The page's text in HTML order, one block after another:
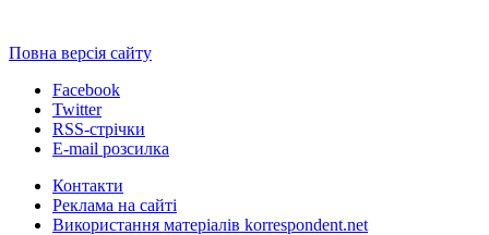
Повна версія сайту
Facebook
Twitter
RSS-стрічки
E-mail розсилка
Контакти
Реклама на сайті
Використання матеріалів korrespondent.net